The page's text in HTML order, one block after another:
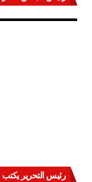
مصر تعيد للعالم
رئيس التحرير يكتب